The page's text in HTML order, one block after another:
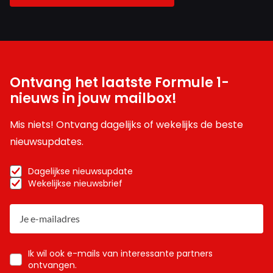
Ontvang het laatste Formule 1-
nieuws in jouw mailbox!
Mis niets! Ontvang dagelijks of wekelijks de beste
nieuwsupdates.
Dagelijkse nieuwsupdate
Wekelijkse nieuwsbrief
Ik wil ook e-mails van interessante partners
ontvangen.